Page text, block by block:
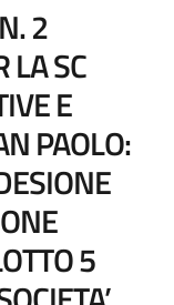
2
LA SC
E
PAOLO:
5